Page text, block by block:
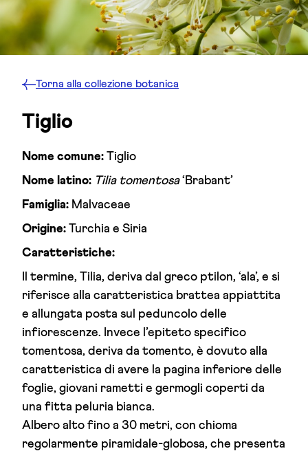
Torna alla collezione botanica
Tiglio
Nome comune: Tiglio
Nome latino: Tilia tomentosa‘Brabant’
Famiglia: Malvaceae
Origine: Turchia e Siria
Caratteristiche:
Il termine, Tilia, deriva dal greco ptilon, ‘ala’, e si
riferisce alla caratteristica brattea appiattita
e allungata posta sul peduncolo delle
infiorescenze. Invece l’epiteto specifico
tomentosa, deriva da tomento, è dovuto alla
caratteristica di avere la pagina inferiore delle
foglie, giovani rametti e germogli coperti da
una fitta peluria bianca.
Albero alto fino a 30 metri, con chioma
regolarmente piramidale-globosa, che presenta